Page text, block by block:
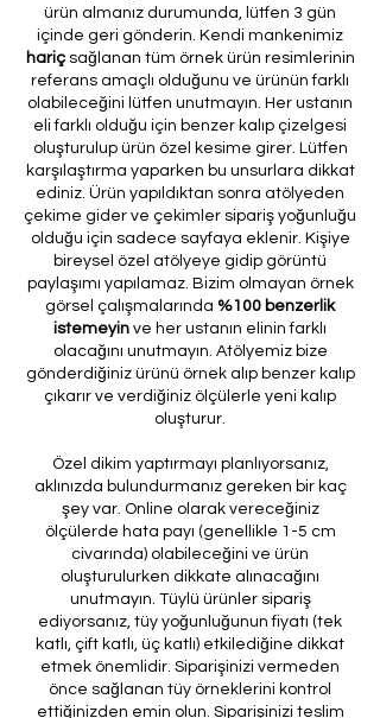
ürün almanız durumunda, lütfen 3 gün
içinde geri gönderin. Kendi mankenimiz
hariçsağlanan tüm örnek ürün resimlerinin
referans amaçlı olduğunu ve ürünün farklı
olabileceğini lütfen unutmayın. Her ustanın
eli farklı olduğu için benzer kalıp çizelgesi
oluşturulup ürün özel kesime girer. Lütfen
karşılaştırma yaparken bu unsurlara dikkat
ediniz. Ürün yapıldıktan sonra atölyeden
çekime gider ve çekimler sipariş yoğunluğu
olduğu için sadece sayfaya eklenir. Kişiye
bireysel özel atölyeye gidip görüntü
paylaşımı yapılamaz. Bizim olmayan örnek
görsel çalışmalarında %100 benzerlik
istemeyin ve her ustanın elinin farklı
olacağını unutmayın. Atölyemiz bize
gönderdiğiniz ürünü örnek alıp benzer kalıp
çıkarır ve verdiğiniz ölçülerle yeni kalıp
oluşturur.
Özel dikim yaptırmayı planlıyorsanız,
aklınızda bulundurmanız gereken bir kaç
şey var. Online olarak vereceğiniz
ölçülerde hata payı (genellikle 1-5 cm
civarında) olabileceğini ve ürün
oluşturulurken dikkate alınacağını
unutmayın. Tüylü ürünler sipariş
ediyorsanız, tüy yoğunluğunun fiyatı (tek
katlı, çift katlı, üç katlı) etkilediğine dikkat
etmek önemlidir. Siparişinizi vermeden
önce sağlanan tüy örneklerini kontrol
ettiğinizden emin olun. Siparişinizi teslim